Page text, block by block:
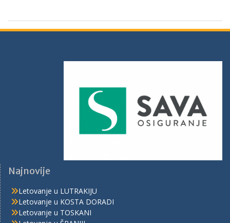
Najnovije
Letovanje u LUTRAKIJU
Letovanje u KOSTA DORADI
Letovanje u TOSKANI